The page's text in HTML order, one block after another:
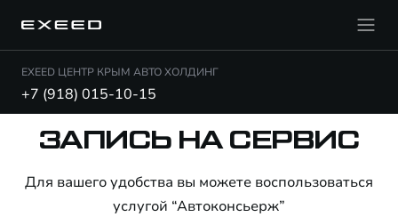
EXEED ЦЕНТР КРЫМ АВТО ХОЛДИНГ
+7 (918) 015-10-15
ЗАПИСЬ НА СЕРВИС
Для вашего удобства вы можете воспользоваться
услугой “Автоконсьерж”